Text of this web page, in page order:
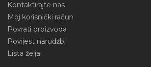
Kontaktirajte nas
Moj korisnički račun
Povrati proizvoda
Povijest narudžbi
Lista želja